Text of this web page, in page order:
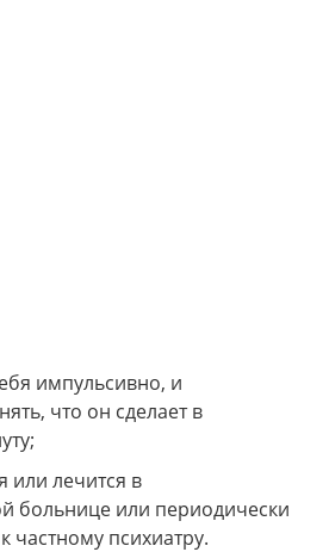
импульсивно, и
что он сделает в
или лечится в
больнице или периодически
частному психиатру.